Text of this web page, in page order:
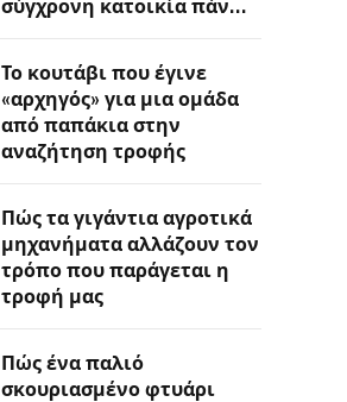
σύγχρονη κατοικία πάνω
Το κουτάβι που έγινε
«αρχηγός» για μια ομάδα
από παπάκια στην
αναζήτηση τροφής
Πώς τα γιγάντια αγροτικά
μηχανήματα αλλάζουν τον
τρόπο που παράγεται η
τροφή μας
Πώς ένα παλιό
σκουριασμένο φτυάρι